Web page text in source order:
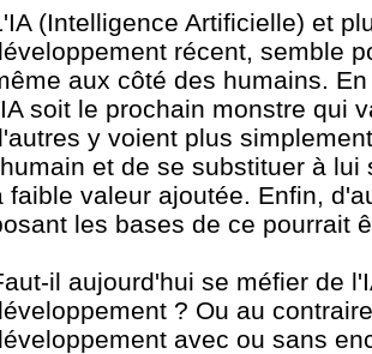
(Intelligence Artificielle) et
récent, semble
aux côté des humains.
soit le prochain monstre qui
y voient plus
et de se substituer à
faible valeur ajoutée. Enfin,
les bases de ce pourrait
il aujourd'hui se méfier de
? Ou au
avec ou sans